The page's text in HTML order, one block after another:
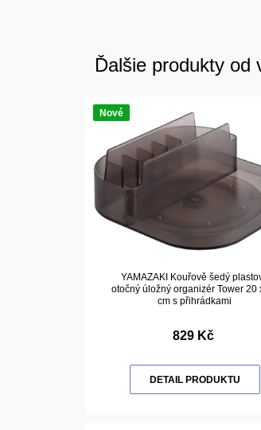
Ďalšie produkty od
Nové
YAMAZAKI Kouřově šedý
otočný úložný organizér Tower 20
cm s přihrádkami
829 Kč
DETAIL PRODUKTU